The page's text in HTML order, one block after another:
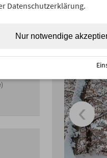
Wichtiger
Es kann
und
Datenschutzerklärung.
Nur notwendige